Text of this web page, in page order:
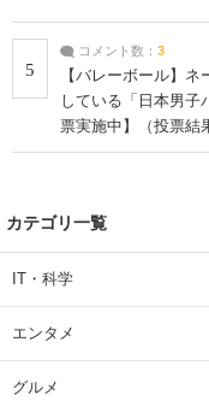
5
コメント数： 3
【バレーボール】
している「日本男子
票実施中】（投票結
カテゴリ一覧
IT・科学
エンタメ
グルメ